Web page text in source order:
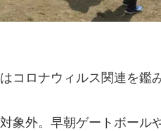
コロナウィルス関連を鑑
象外。早朝ゲートボール